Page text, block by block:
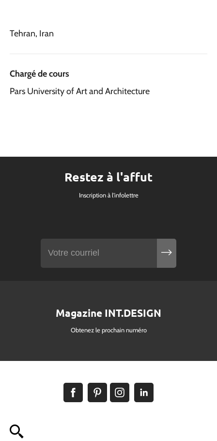
Tehran, Iran
Chargé de cours
Pars University of Art and Architecture
Restez à l'affut
Inscription à l'infolettre
Magazine INT.DESIGN
Obtenez le prochain numéro